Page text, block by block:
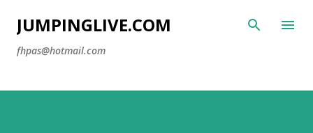
Ir al contenido principal
JUMPINGLIVE.COM
fhpas@hotmail.com